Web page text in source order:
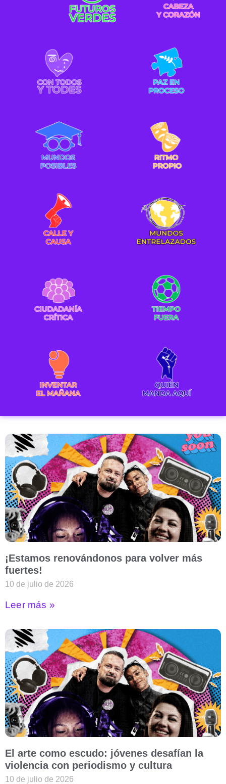
¡Estamos renovándonos para volver más
fuertes!
10 de julio de 2026
Leer más »
El arte como escudo: jóvenes desafían la
violencia con periodismo y cultura
10 de julio de 2026